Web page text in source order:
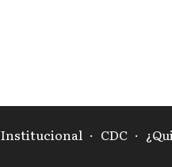
Institucional · CDC ·